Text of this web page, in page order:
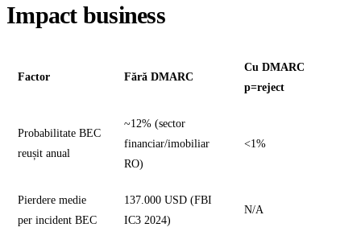
Impact business
Factor Fără DMARC
Cu DMARC
p=reject
Probabilitate BEC
reușit anual
~12% (sector
financiar/imobiliar
RO)
<1%
Pierdere medie
per incident BEC
137.000 USD (FBI
IC3 2024)
N/A